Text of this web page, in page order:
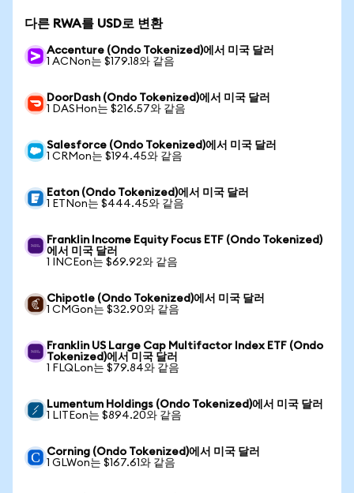
다른 RWA를 USD로 변환
Accenture (Ondo Tokenized)에서 미국 달러
1 ACNon는 $179.18와 같음
DoorDash (Ondo Tokenized)에서 미국 달러
1 DASHon는 $216.57와 같음
Salesforce (Ondo Tokenized)에서 미국 달러
1 CRMon는 $194.45와 같음
Eaton (Ondo Tokenized)에서 미국 달러
1 ETNon는 $444.45와 같음
Franklin Income Equity Focus ETF (Ondo Tokenized)
에서 미국 달러
1 INCEon는 $69.92와 같음
Chipotle (Ondo Tokenized)에서 미국 달러
1 CMGon는 $32.90와 같음
Franklin US Large Cap Multifactor Index ETF (Ondo
Tokenized)에서 미국 달러
1 FLQLon는 $79.84와 같음
Lumentum Holdings (Ondo Tokenized)에서 미국 달러
1 LITEon는 $894.20와 같음
Corning (Ondo Tokenized)에서 미국 달러
1 GLWon는 $167.61와 같음